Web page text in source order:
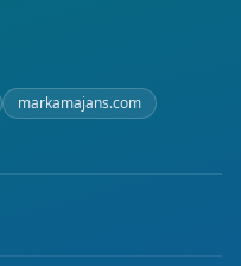
markamajans.com